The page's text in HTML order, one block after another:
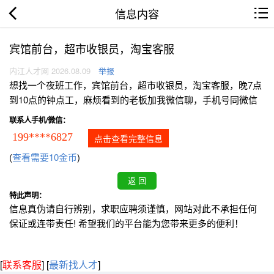
信息内容
宾馆前台，超市收银员，淘宝客服
内江人才网 2026.08.09 举报
想找一个夜班工作，宾馆前台，超市收银员，淘宝客服，晚7点
到10点的钟点工，麻烦看到的老板加我微信聊，手机号同微信
联系人手机/微信：
199****6827 点击查看完整信息
(查看需要10金币)
特此声明：
信息真伪请自行辨别，求职应聘须谨慎，网站对此不承担任何
保证或连带责任! 希望我们的平台能为您带来更多的便利！
[联系客服] [最新找人才]